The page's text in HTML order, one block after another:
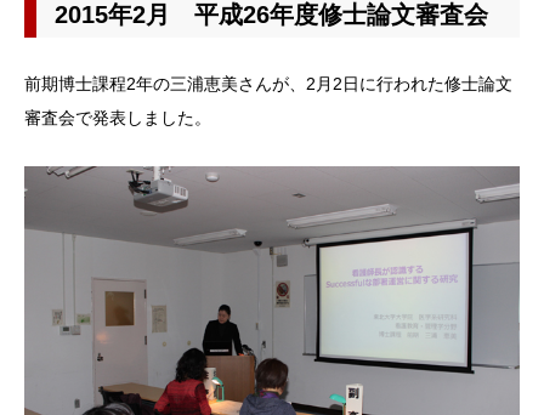
2015年2月 平成26年度修士論文審査会
前期博士課程2年の三浦恵美さんが、2月2日に行われた修士論文
審査会で発表しました。